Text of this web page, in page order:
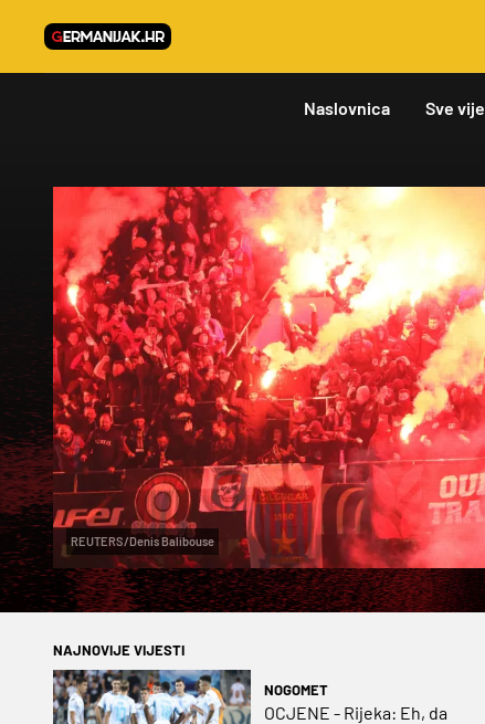
Naslovnica Sve
REUTERS/Denis Balibouse
NAJNOVIJE VIJESTI
NOGOMET
OCJENE - Rijeka: Eh, da